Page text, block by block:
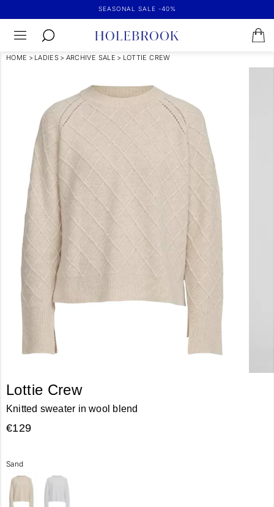
SEASONAL SALE -40%
HOME > LADIES > ARCHIVE SALE > LOTTIE CREW
Lottie Crew
Knitted sweater in wool blend
€129
Sand